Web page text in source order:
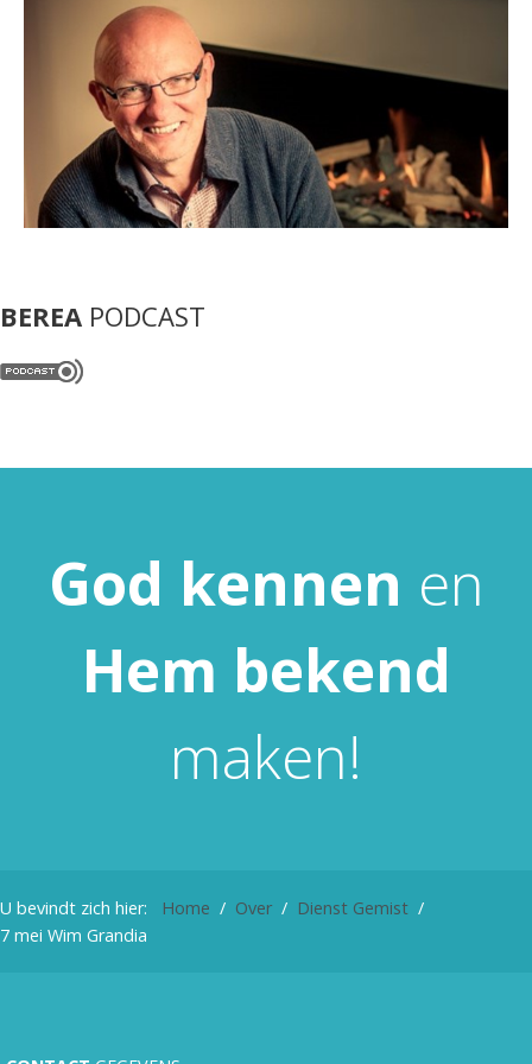
BEREA PODCAST
God kennen en
Hem bekend
maken!
U bevindt zich hier: Home Over
Dienst Gemist
7 mei Wim Grandia